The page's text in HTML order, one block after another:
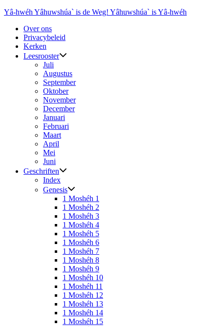
Ga
inhoud
Yâ-hwéh Yâhuwshúa` is de Weg! Yâhuwshúa` is Yâ-hwéh
Over ons
Privacybeleid
Kerken
Leesrooster
Juli
Augustus
September
Oktober
November
December
Januari
Februari
Maart
April
Mei
Juni
Geschriften
Index
Genesis
1 Moshéh 1
1 Moshéh 2
1 Moshéh 3
1 Moshéh 4
1 Moshéh 5
1 Moshéh 6
1 Moshéh 7
1 Moshéh 8
1 Moshéh 9
1 Moshéh 10
1 Moshéh 11
1 Moshéh 12
1 Moshéh 13
1 Moshéh 14
1 Moshéh 15